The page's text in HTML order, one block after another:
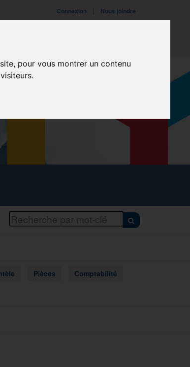
pour vous montrer un contenu
Connexion Nous joindre
Pièces Comptabilité